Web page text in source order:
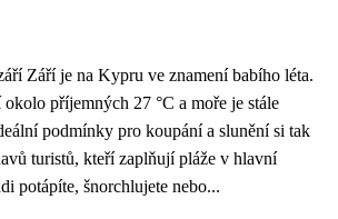
Září je na Kypru ve znamení babího léta.
příjemných 27 °C a moře je stále
podmínky pro koupání a slunění si tak
turistů, kteří zaplňují pláže v hlavní
potápíte, šnorchlujete nebo...